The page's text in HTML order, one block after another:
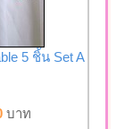
5 ชิ้น Set A
บาท